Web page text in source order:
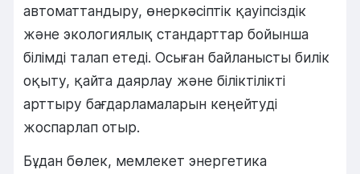
автоматтандыру, өнеркәсіптік қауіпсіздік
және экологиялық стандарттар бойынша
білімді талап етеді. Осыған байланысты билік
оқыту, қайта даярлау және біліктілікті
арттыру бағдарламаларын кеңейтуді
жоспарлап отыр.
Бұдан бөлек, мемлекет энергетика